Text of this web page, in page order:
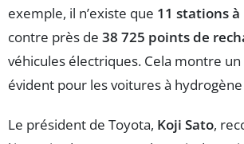
exemple, il n’existe que 11 stations
contre près de 38 725 points de
véhicules électriques. Cela montre un
évident pour les voitures à
Le président de Toyota, Koji Sato,